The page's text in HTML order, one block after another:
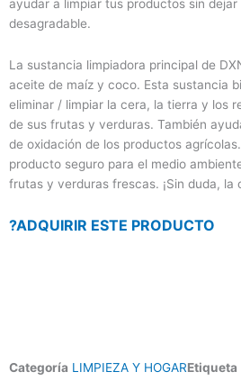
ayudar a limpiar tus productos sin
desagradable.
La sustancia limpiadora principal de
aceite de maíz y coco. Esta sustancia
eliminar / limpiar la cera, la tierra y los
de sus frutas y verduras. También
de oxidación de los productos
producto seguro para el medio
frutas y verduras frescas. ¡Sin duda, la
?ADQUIRIR ESTE PRODUCTO
Categoría LIMPIEZA Y HOGAREtiqueta